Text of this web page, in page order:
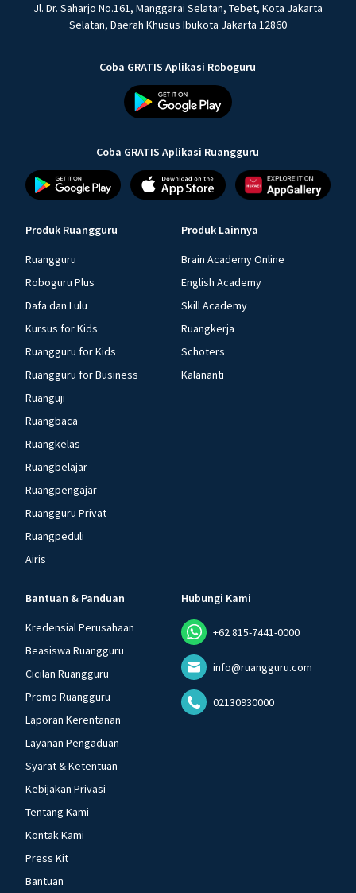
Jl. Dr. Saharjo No.161, Manggarai Selatan, Tebet, Kota Jakarta
Selatan, Daerah Khusus Ibukota Jakarta 12860
Coba GRATIS Aplikasi Roboguru
Coba GRATIS Aplikasi Ruangguru
Produk Ruangguru
Ruangguru
Roboguru Plus
Dafa dan Lulu
Kursus for Kids
Ruangguru for Kids
Ruangguru for Business
Ruanguji
Ruangbaca
Ruangkelas
Ruangbelajar
Ruangpengajar
Ruangguru Privat
Ruangpeduli
Airis
Produk Lainnya
Brain Academy Online
English Academy
Skill Academy
Ruangkerja
Schoters
Kalananti
Bantuan & Panduan
Kredensial Perusahaan
Beasiswa Ruangguru
Cicilan Ruangguru
Promo Ruangguru
Laporan Kerentanan
Layanan Pengaduan
Syarat & Ketentuan
Kebijakan Privasi
Tentang Kami
Kontak Kami
Press Kit
Bantuan
Hubungi Kami
+62 815-7441-0000
info@ruangguru.com
02130930000